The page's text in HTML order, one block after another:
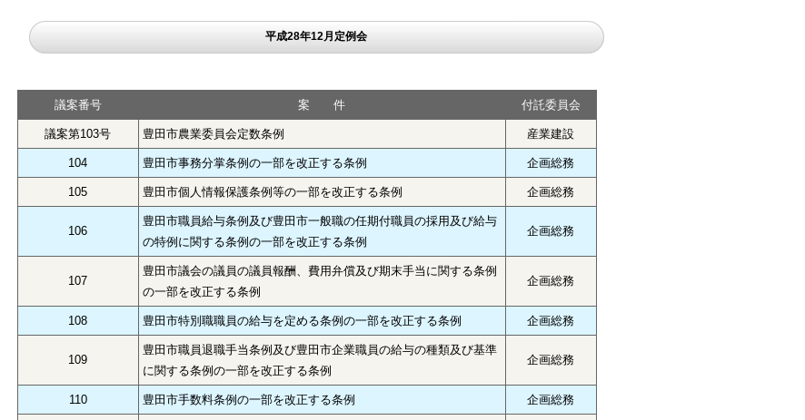
平成28年12月定例会
議案番号 案 件 付託委員会
議案第103号 豊田市農業委員会定数条例 産業建設
104 豊田市事務分掌条例の一部を改正する条例 企画総務
105 豊田市個人情報保護条例等の一部を改正する条例 企画総務
106
豊田市職員給与条例及び豊田市一般職の任期付職員の採用及び給与
の特例に関する条例の一部を改正する条例
企画総務
107
豊田市議会の議員の議員報酬、費用弁償及び期末手当に関する条例
の一部を改正する条例
企画総務
108 豊田市特別職職員の給与を定める条例の一部を改正する条例 企画総務
109
豊田市職員退職手当条例及び豊田市企業職員の給与の種類及び基準
に関する条例の一部を改正する条例
企画総務
110 豊田市手数料条例の一部を改正する条例 企画総務